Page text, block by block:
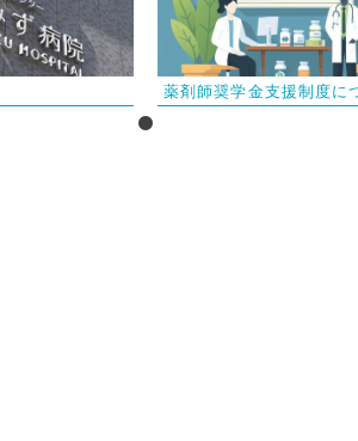
薬剤師奨学金支援制度に